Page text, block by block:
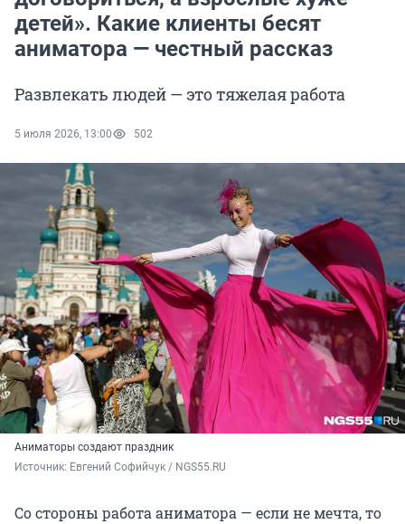
детей». Какие клиенты бесят
аниматора — честный рассказ
Развлекать людей — это тяжелая работа
5 июля 2026, 13:00 502
Аниматоры создают праздник
Источник: Евгений Софийчук / NGS55.RU
Со стороны работа аниматора — если не мечта, то